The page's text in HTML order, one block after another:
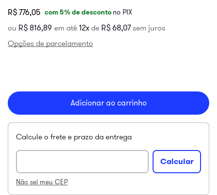
R$ 776,05 com5% de desconto no PIX
ou R$ 816,89 em até 12 de R$ 68,07sem juros
Opções de parcelamento
Adicionar ao carrinho
Não sei meu CEP